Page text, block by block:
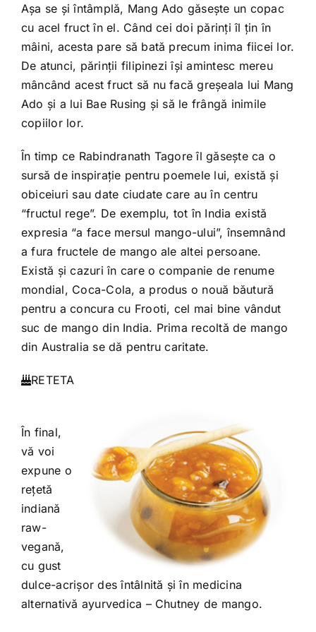
Așa se și întâmplă, Mang Ado găsește un copac
cu acel fruct în el. Când cei doi părinți îl țin în
mâini, acesta pare să bată precum inima fiicei lor.
De atunci, părinții filipinezi își amintesc mereu
mâncând acest fruct să nu facă greșeala lui Mang
Ado și a lui Bae Rusing și să le frângă inimile
copiilor lor.
În timp ce Rabindranath Tagore îl găsește ca o
sursă de inspirație pentru poemele lui, există și
obiceiuri sau date ciudate care au în centru
“fructul rege”. De exemplu, tot în India există
expresia “a face mersul mango-ului”, însemnând
a fura fructele de mango ale altei persoane.
Există și cazuri în care o companie de renume
mondial, Coca-Cola, a produs o nouă băutură
pentru a concura cu Frooti, cel mai bine vândut
suc de mango din India. Prima recoltă de mango
din Australia se dă pentru caritate.
RETETA
În final,
vă voi
expune o
rețetă
indiană
raw-
vegană,
cu gust
dulce-acrișor des întâlnită și în medicina
alternativă ayurvedica – Chutney de mango.